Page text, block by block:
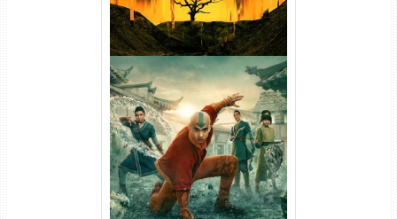
Avatar: O Último Mestre do
Ar 2ª Temporada Torrent
(2026) WEB-DL 1080p Dual
Áudio